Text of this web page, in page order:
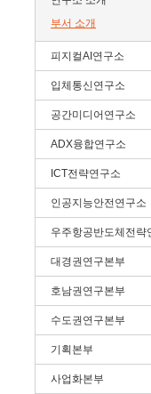
부서 소개
피지컬AI연구소
입체통신연구소
공간미디어연구소
ADX융합연구소
ICT전략연구소
인공지능안전연구소
우주항공반도체전략
대경권연구본부
호남권연구본부
수도권연구본부
기획본부
사업화본부